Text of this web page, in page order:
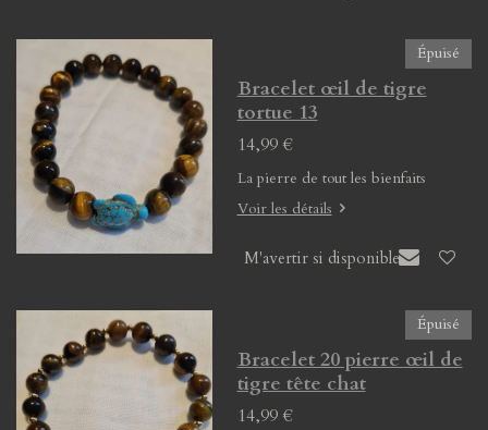
Épuisé
Bracelet œil de tigre
tortue 13
14,99 €
La pierre de tout les bienfaits
Voir les détails
M'avertir si disponible
Épuisé
Bracelet 20 pierre œil de
tigre tête chat
14,99 €